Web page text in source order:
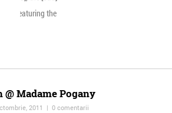
featuring the
Madame Pogany
2011 | 0 comentarii